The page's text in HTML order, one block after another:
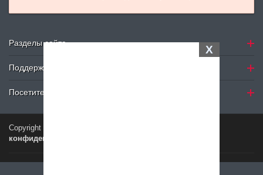
X
Разделы сайта
Поддержка
Посетителю
Copyright © 2024
конфиденциальности